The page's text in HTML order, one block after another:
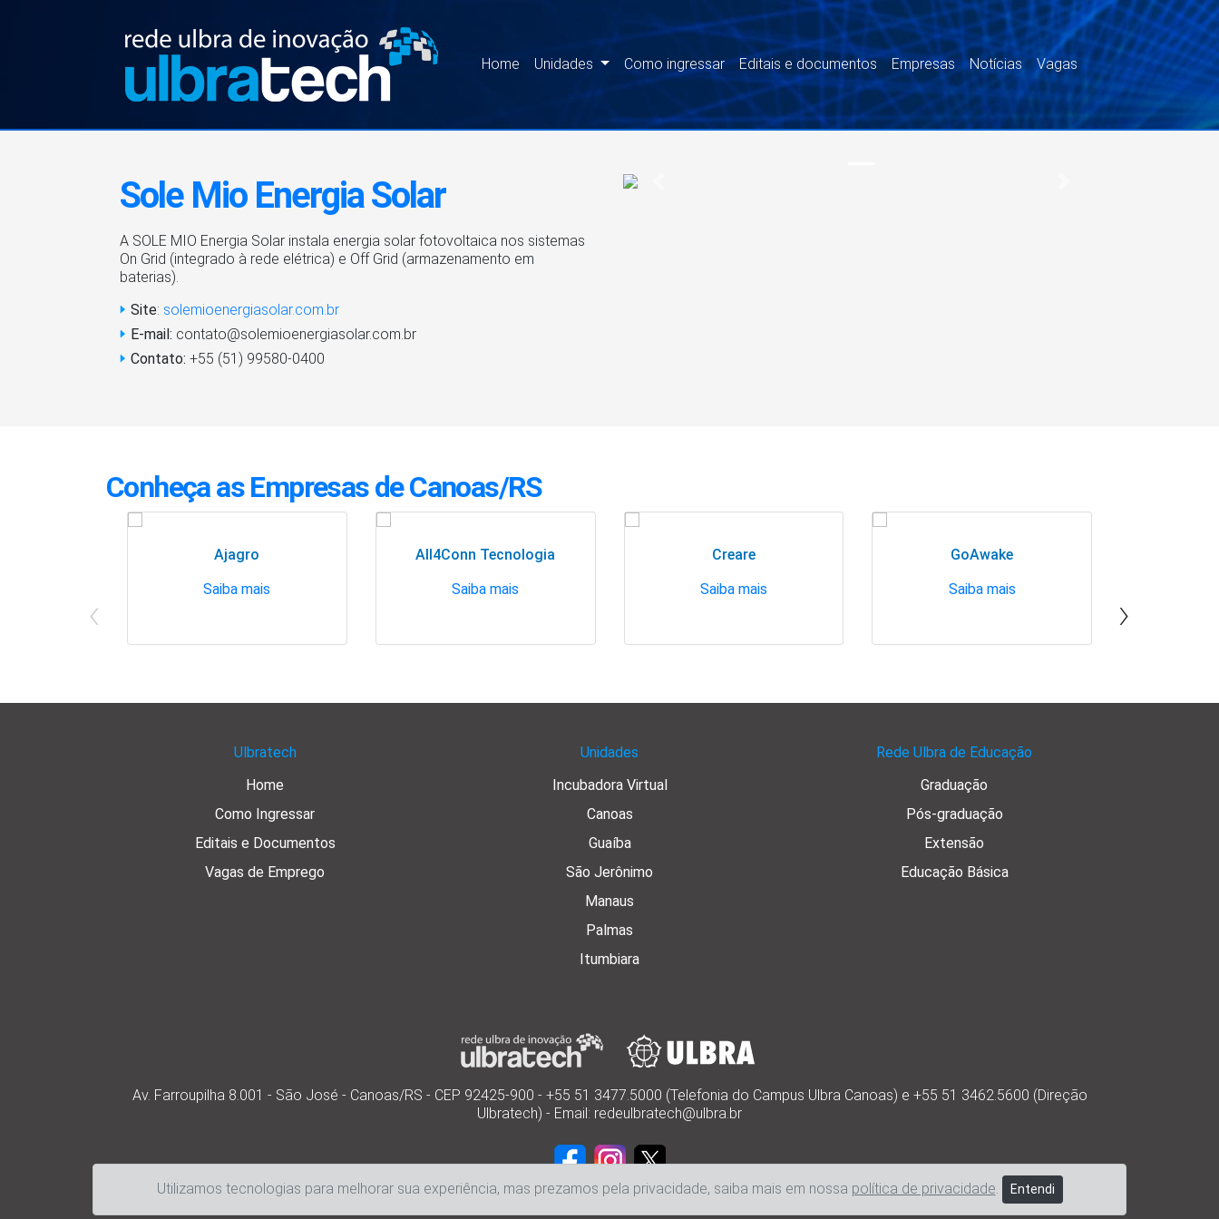
Home Unidades Como ingressar Editais e documentos Empresas Notícias Vagas
Sole Mio Energia Solar
A SOLE MIO Energia Solar instala energia solar fotovoltaica nos sistemas
On Grid (integrado à rede elétrica) e Off Grid (armazenamento em
baterias).
Site: solemioenergiasolar.com.br
E-mail: contato@solemioenergiasolar.com.br
Contato: +55 (51) 99580-0400
Conheça as Empresas de Canoas/RS
Ajagro
Saiba mais
All4Conn Tecnologia
Saiba mais
Creare
Saiba mais
GoAwake
Saiba mais
‹ ›
Ulbratech
Home
Como Ingressar
Editais e Documentos
Vagas de Emprego
Unidades
Incubadora Virtual
Canoas
Guaíba
São Jerônimo
Manaus
Palmas
Itumbiara
Rede Ulbra de Educação
Graduação
Pós-graduação
Extensão
Educação Básica
Av. Farroupilha 8.001 - São José - Canoas/RS - CEP 92425-900 - +55 51 3477.5000 (Telefonia do Campus Ulbra Canoas) e +55 51 3462.5600 (Direção
Ulbratech) - Email: redeulbratech@ulbra.br
Utilizamos tecnologias para melhorar sua experiência, mas prezamos pela privacidade, saiba mais em nossa política de privacidade Entendi